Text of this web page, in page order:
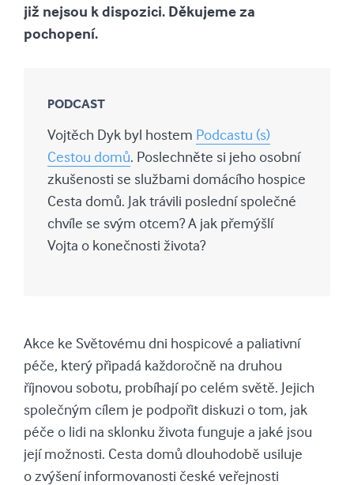
již nejsou k dispozici. Děkujeme za
pochopení.
PODCAST
Vojtěch Dyk byl hostem Podcastu (s)
Cestou domů. Poslechněte si jeho osobní
zkušenosti se službami domácího hospice
Cesta domů. Jak trávili poslední společné
chvíle se svým otcem? A jak přemýšlí
Vojta o konečnosti života?
Akce ke Světovému dni hospicové a paliativní
péče, který připadá každoročně na druhou
říjnovou sobotu, probíhají po celém světě. Jejich
společným cílem je podpořit diskuzi o tom, jak
péče o lidi na sklonku života funguje a jaké jsou
její možnosti. Cesta domů dlouhodobě usiluje
o zvýšení informovanosti české veřejnosti